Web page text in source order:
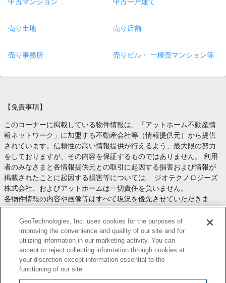
売り土地 売り店舗
売り事務所 売りビル・ 一棟売マンション等
【免責事項】
このコーナーに掲載している物件情報は、「アットホーム不動産情
報ネットワーク」に加盟する不動産会社等（情報提供元）から提供
されています。信頼性の高い情報提供が行えるよう、最大限の努力
をしておりますが、その内容を保証するものではありません。 利用
者のみなさまと各情報提供元との取引に起因する損害および情報が
掲載されたことに起因する損害等については、 ジオテクノロジーズ
株式会社、およびアットホームは一切責任を負いません。
各物件情報の内容や画像等はすべて現況を優先させていただきま
す。
お取引等（お取引の準備、資金調達等を含みます）の際には、内容
や契約条件等について、 各情報提供元より十分な説明を受け、ご自
身でご確認の上、判断してください。
このコーナーへの物件情報のご掲載、その他不動産業務ソリューシ
ョン等についての不動産会社様のお問合せはこちら
します。
GeoTechnologies, Inc. uses cookies for the purposes of
improving the convenience and quality of our site and for
utilizing information in our marketing activity. You can
accept or reject collecting information through cookies at
your discretion except information essential to the
functioning of our site.